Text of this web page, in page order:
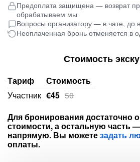
Предоплата защищена — возврат
обрабатываем мы
Вопросы организатору — в чате, до
Неоплаченная бронь отменяется в
Стоимость
Тариф
Стоимость
Участник €45
Для бронирования достаточно
стоимости, а остальную часть
напрямую. Вы можетезадать
оплаты.